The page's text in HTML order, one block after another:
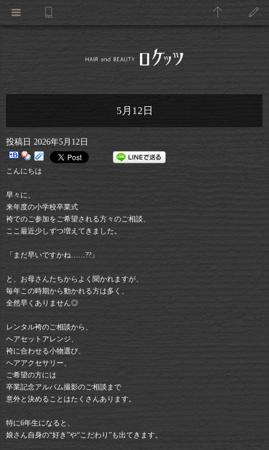
5月12日
投稿日 2026年5月12日
こんにちは
早々に、
来年度の小学校卒業式
袴でのご参加をご希望される方々のご相談、
ここ最近少しずつ増えてきました。
「まだ早いですかね……??」
と、お母さんたちからよく聞かれますが、
毎年この時期から動かれる方は多く、
全然早くありません◎
レンタル袴のご相談から、
ヘアセットアレンジ、
袴に合わせる小物選び、
ヘアアクセサリー、
ご希望の方には
卒業記念アルバム撮影のご相談まで
意外と決めることはたくさんあります。
特に6年生になると、
娘さん自身の“好き”や“こだわり”も出てきます。